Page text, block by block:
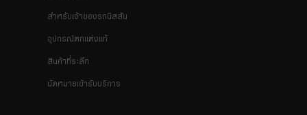
สำหรับเจ้าของรถนิสสัน
อุปกรณ์ตกแต่งแท้
สินค้าที่ระลึก
นัดหมายเข้ารับบริการ